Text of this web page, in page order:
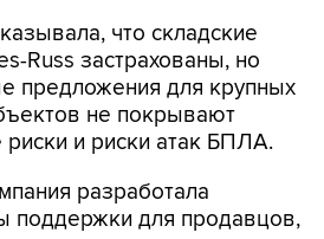
что складские
Russ застрахованы, но
предложения для крупных
не покрывают
риски и риски атак БПЛА.
разработала
поддержки для продавцов,